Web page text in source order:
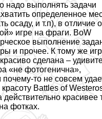
надо выполнять задачи
определенное
осаду, и т.п), в отличие
игре на фраги. BoW
выполнение
и прочее. К тому же
сделана –
«не фотогенична»,
то не совсем
Battles of
действительно красивее
фотках.